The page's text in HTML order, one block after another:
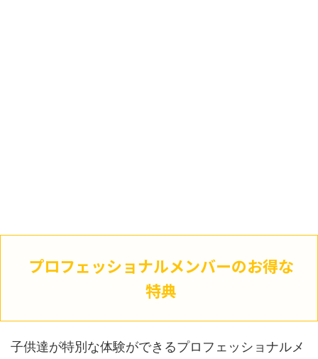
プロフェッショナルメンバーのお得な
特典
子供達が特別な体験ができるプロフェッショナルメ